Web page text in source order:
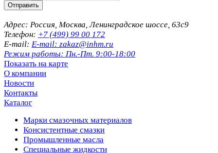
Отправить
Адрес: Россия, Москва, Ленинградское шоссе, 63с9
Телефон: +7 (499) 99 00 172
E-mail: E-mail: zakaz@inhm.ru
Режим работы: Пн.-Пт. 9:00-18:00
Показать на карте
О компании
Новости
Контакты
Каталог
Марки смазочных материалов
Консистентные смазки
Промышленные масла
Специальные жидкости